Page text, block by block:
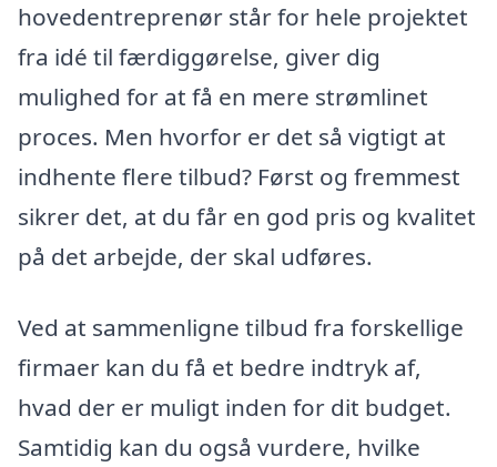
hovedentreprenør står for hele projektet
fra idé til færdiggørelse, giver dig
mulighed for at få en mere strømlinet
proces. Men hvorfor er det så vigtigt at
indhente flere tilbud? Først og fremmest
sikrer det, at du får en god pris og kvalitet
på det arbejde, der skal udføres.
Ved at sammenligne tilbud fra forskellige
firmaer kan du få et bedre indtryk af,
hvad der er muligt inden for dit budget.
Samtidig kan du også vurdere, hvilke